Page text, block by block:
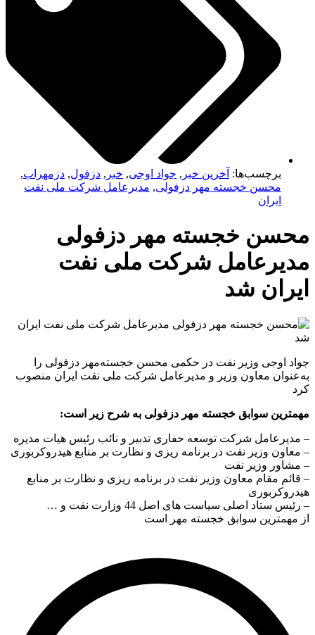
برچسب‌ها: آخرین خبر , جواد اوجی, خبر , دزفول, دزمهراب,
محسن خجسته مهر دزفولی, مدیرعامل شرکت ملی نفت
ایران
محسن خجسته مهر دزفولی
مدیرعامل شرکت ملی نفت
ایران شد
جواد اوجی وزیر نفت در حکمی محسن خجسته‌مهر دزفولی را
به‌عنوان معاون وزیر و مدیرعامل شرکت ملی نفت ایران منصوب
کرد
مهمترین سوابق خجسته مهر دزفولی به شرح زیر است:
– مدیرعامل شرکت توسعه حفاری تدبیر و نائب رئیس هیات مدیره
– معاون وزیر نفت در برنامه ریزی و نظارت بر منابع هیدروکربوری
– مشاور وزیر نفت
– قائم مقام معاون وزیر نفت در برنامه ریزی و نظارت بر منابع
هیدروکربوری
– رئیس ستاد اصلی سیاست های اصل 44 وزارت نفت و …
از مهمترین سوابق خجسته مهر است